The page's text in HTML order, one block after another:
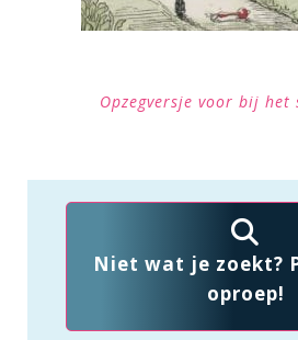
Opzegversje voor bij het
Niet wat je zoekt?
oproep!